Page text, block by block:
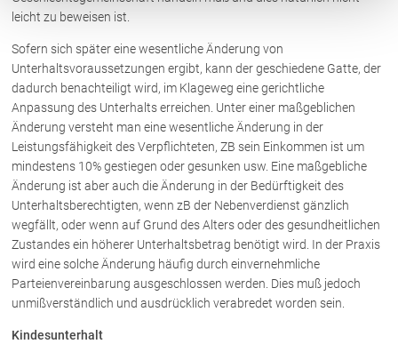
leicht zu beweisen ist.
Sofern sich später eine wesentliche Änderung von
Unterhaltsvoraussetzungen ergibt, kann der geschiedene Gatte, der
dadurch benachteiligt wird, im Klageweg eine gerichtliche
Anpassung des Unterhalts erreichen. Unter einer maßgeblichen
Änderung versteht man eine wesentliche Änderung in der
Leistungsfähigkeit des Verpflichteten, ZB sein Einkommen ist um
mindestens 10% gestiegen oder gesunken usw. Eine maßgebliche
Änderung ist aber auch die Änderung in der Bedürftigkeit des
Unterhaltsberechtigten, wenn zB der Nebenverdienst gänzlich
wegfällt, oder wenn auf Grund des Alters oder des gesundheitlichen
Zustandes ein höherer Unterhaltsbetrag benötigt wird. In der Praxis
wird eine solche Änderung häufig durch einvernehmliche
Parteienvereinbarung ausgeschlossen werden. Dies muß jedoch
unmißverständlich und ausdrücklich verabredet worden sein.
Kindesunterhalt